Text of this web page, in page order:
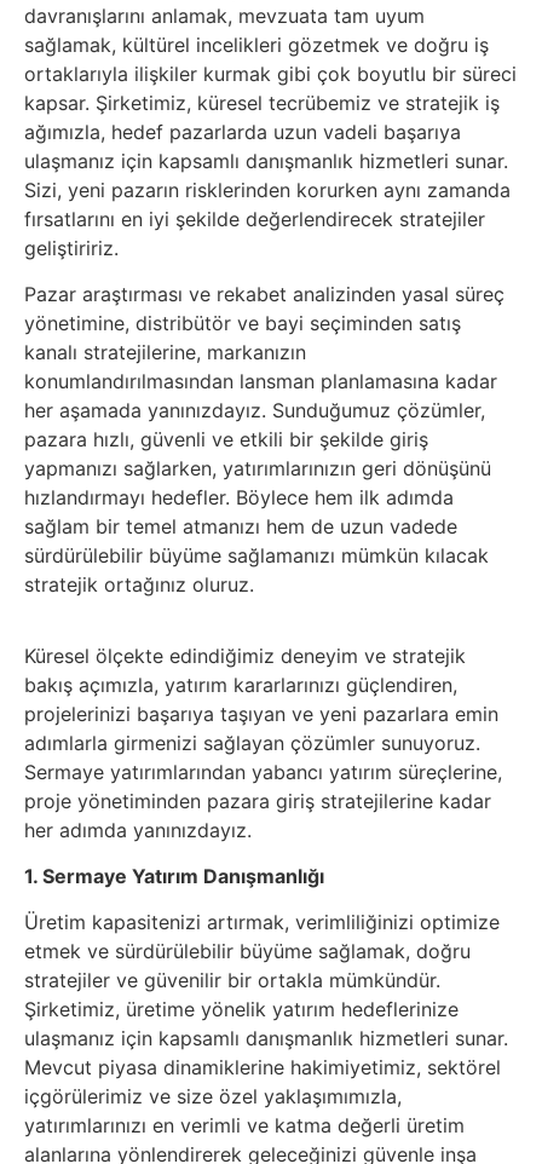
davranışlarını anlamak, mevzuata tam uyum
sağlamak, kültürel incelikleri gözetmek ve doğru iş
ortaklarıyla ilişkiler kurmak gibi çok boyutlu bir süreci
kapsar. Şirketimiz, küresel tecrübemiz ve stratejik iş
ağımızla, hedef pazarlarda uzun vadeli başarıya
ulaşmanız için kapsamlı danışmanlık hizmetleri sunar.
Sizi, yeni pazarın risklerinden korurken aynı zamanda
fırsatlarını en iyi şekilde değerlendirecek stratejiler
geliştiririz.
Pazar araştırması ve rekabet analizinden yasal süreç
yönetimine, distribütör ve bayi seçiminden satış
kanalı stratejilerine, markanızın
konumlandırılmasından lansman planlamasına kadar
her aşamada yanınızdayız. Sunduğumuz çözümler,
pazara hızlı, güvenli ve etkili bir şekilde giriş
yapmanızı sağlarken, yatırımlarınızın geri dönüşünü
hızlandırmayı hedefler. Böylece hem ilk adımda
sağlam bir temel atmanızı hem de uzun vadede
sürdürülebilir büyüme sağlamanızı mümkün kılacak
stratejik ortağınız oluruz.
Küresel ölçekte edindiğimiz deneyim ve stratejik
bakış açımızla, yatırım kararlarınızı güçlendiren,
projelerinizi başarıya taşıyan ve yeni pazarlara emin
adımlarla girmenizi sağlayan çözümler sunuyoruz.
Sermaye yatırımlarından yabancı yatırım süreçlerine,
proje yönetiminden pazara giriş stratejilerine kadar
her adımda yanınızdayız.
1. Sermaye Yatırım Danışmanlığı
Üretim kapasitenizi artırmak, verimliliğinizi optimize
etmek ve sürdürülebilir büyüme sağlamak, doğru
stratejiler ve güvenilir bir ortakla mümkündür.
Şirketimiz, üretime yönelik yatırım hedeflerinize
ulaşmanız için kapsamlı danışmanlık hizmetleri sunar.
Mevcut piyasa dinamiklerine hakimiyetimiz, sektörel
içgörülerimiz ve size özel yaklaşımımızla,
yatırımlarınızı en verimli ve katma değerli üretim
alanlarına yönlendirerek geleceğinizi güvenle inşa